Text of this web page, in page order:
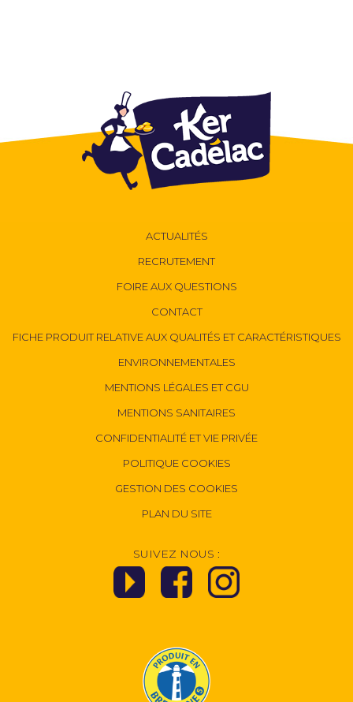
ACTUALITÉS
RECRUTEMENT
FOIRE AUX QUESTIONS
CONTACT
FICHE PRODUIT RELATIVE AUX QUALITÉS ET CARACTÉRISTIQUES
ENVIRONNEMENTALES
MENTIONS LÉGALES ET CGU
MENTIONS SANITAIRES
CONFIDENTIALITÉ ET VIE PRIVÉE
POLITIQUE COOKIES
GESTION DES COOKIES
PLAN DU SITE
SUIVEZ NOUS :